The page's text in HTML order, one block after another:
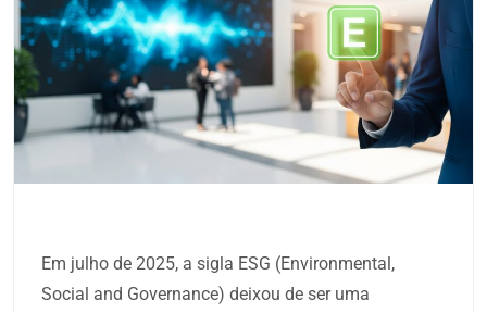
Em julho de 2025, a sigla ESG (Environmental,
Social and Governance) deixou de ser uma